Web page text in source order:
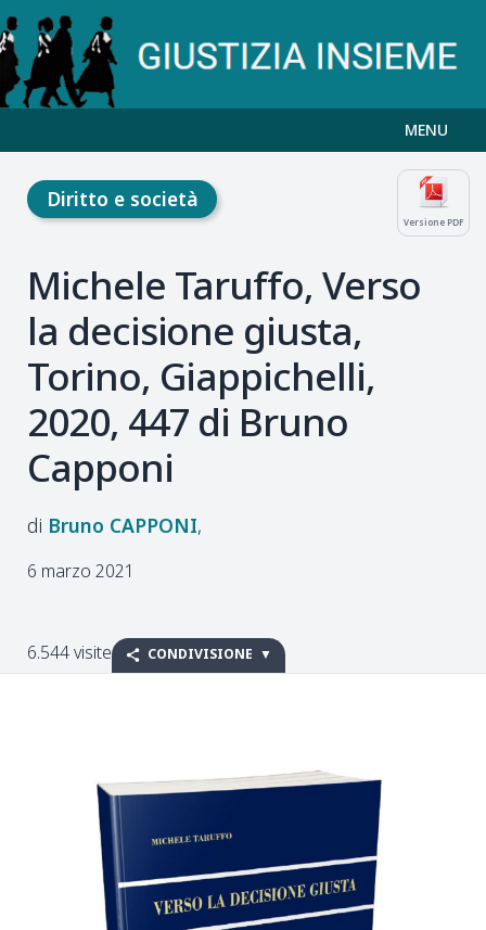
MENU
Versione PDF
Diritto e società
Michele Taruffo, Verso
la decisione giusta,
Torino, Giappichelli,
2020, 447 di Bruno
Capponi
Bruno CAPPONI
6 marzo 2021
6.544 visite CONDIVISIONE